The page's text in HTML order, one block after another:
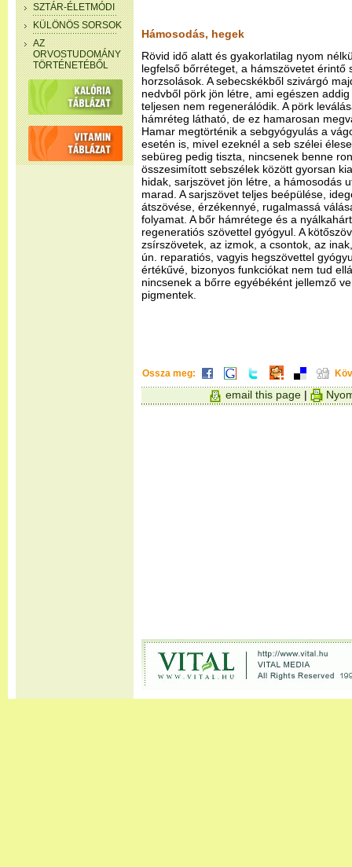
SZTÁR-ÉLETMÓDI
KÜLÖNÖS SORSOK
AZ
ORVOSTUDOMÁNY
TÖRTÉNETÉBŐL
Hámosodás, hegek
Rövid idő alatt és gyakorlatilag nyom
legfelső bőrréteget, a hámszövetet érintő
horzsolások. A sebecskékből szivárgó
nedvből pörk jön létre, ami egészen
teljesen nem regenerálódik. A pörk
hámréteg látható, de ez hamarosan
Hamar megtörténik a sebgyógyulás a
esetén is, mivel ezeknél a seb szélei
sebüreg pedig tiszta, nincsenek benne
összesimított sebszélek között gyorsan
hidak, sarjszövet jön létre, a hámosodás
marad. A sarjszövet teljes beépülése,
átszövése, érzékennyé, rugalmassá
folyamat. A bőr hámrétege és a
regeneratiós szövettel gyógyul. A
zsírszövetek, az izmok, a csontok, az
ún. reparatiós, vagyis hegszövettel
értékűvé, bizonyos funkciókat nem tud
nincsenek a bőrre egyébéként jellemző
pigmentek.
Ossza meg:
email this page |